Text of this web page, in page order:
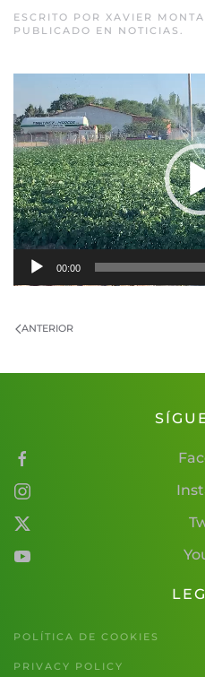
ESCRITO POR XAVIER
PUBLICADO EN NOTICIAS
Reproductor
de
vídeo
00:00
ANTERIOR
POLÍTICA DE COOKIES
PRIVACY POLICY